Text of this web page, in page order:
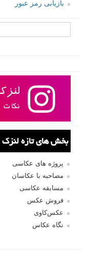
بازیابی رمز عبور
بخش های تازه لنزک
پروژه های عکاسی
مصاحبه با عکاسان
مسابقه عکاسی
فروش عکس
عکس‌کاوی
نگاه عکاس